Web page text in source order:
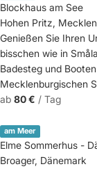
Blockhaus am See
Hohen Pritz,
Genießen Sie Ihren
bisschen wie in
Badesteg und
Mecklenburgischen
ab 80 € / Tag
am Meer
Elme Sommerhus -
Broager, Dänemark